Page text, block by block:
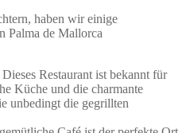
haben wir einige
Palma de Mallorca
Restaurant ist bekannt für
Küche und die charmante
unbedingt die gegrillten